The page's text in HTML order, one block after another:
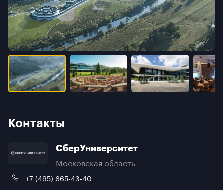
Контакты
СберУниверситет
Московская область
+7 (495) 665-43-40